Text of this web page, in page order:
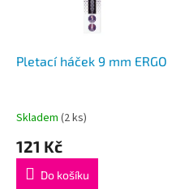
Pletací háček 9 mm ERGO
Skladem (2 ks)
121 Kč
Do košíku